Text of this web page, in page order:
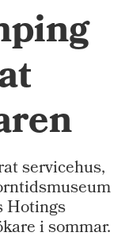
servicehus,
Hotings
i sommar.